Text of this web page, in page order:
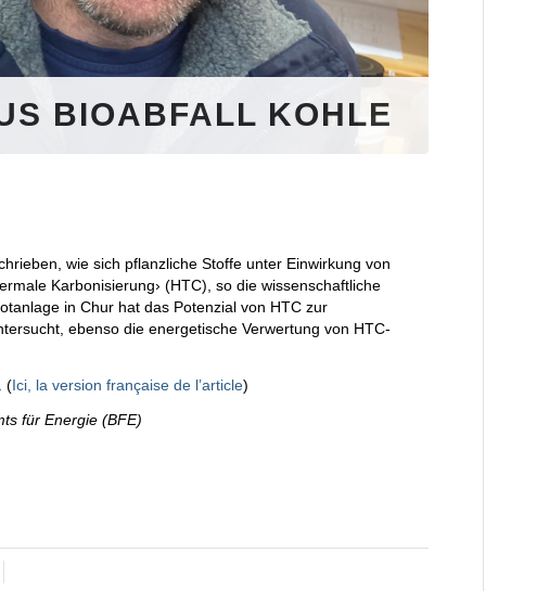
BIOABFALL KOHLE
wie sich pflanzliche Stoffe unter Einwirkung von
Karbonisierung› (HTC), so die wissenschaftliche
in Chur hat das Potenzial von HTC zur
ebenso die energetische Verwertung von HTC-
. (Ici, la version française de l’article)
für Energie (BFE)